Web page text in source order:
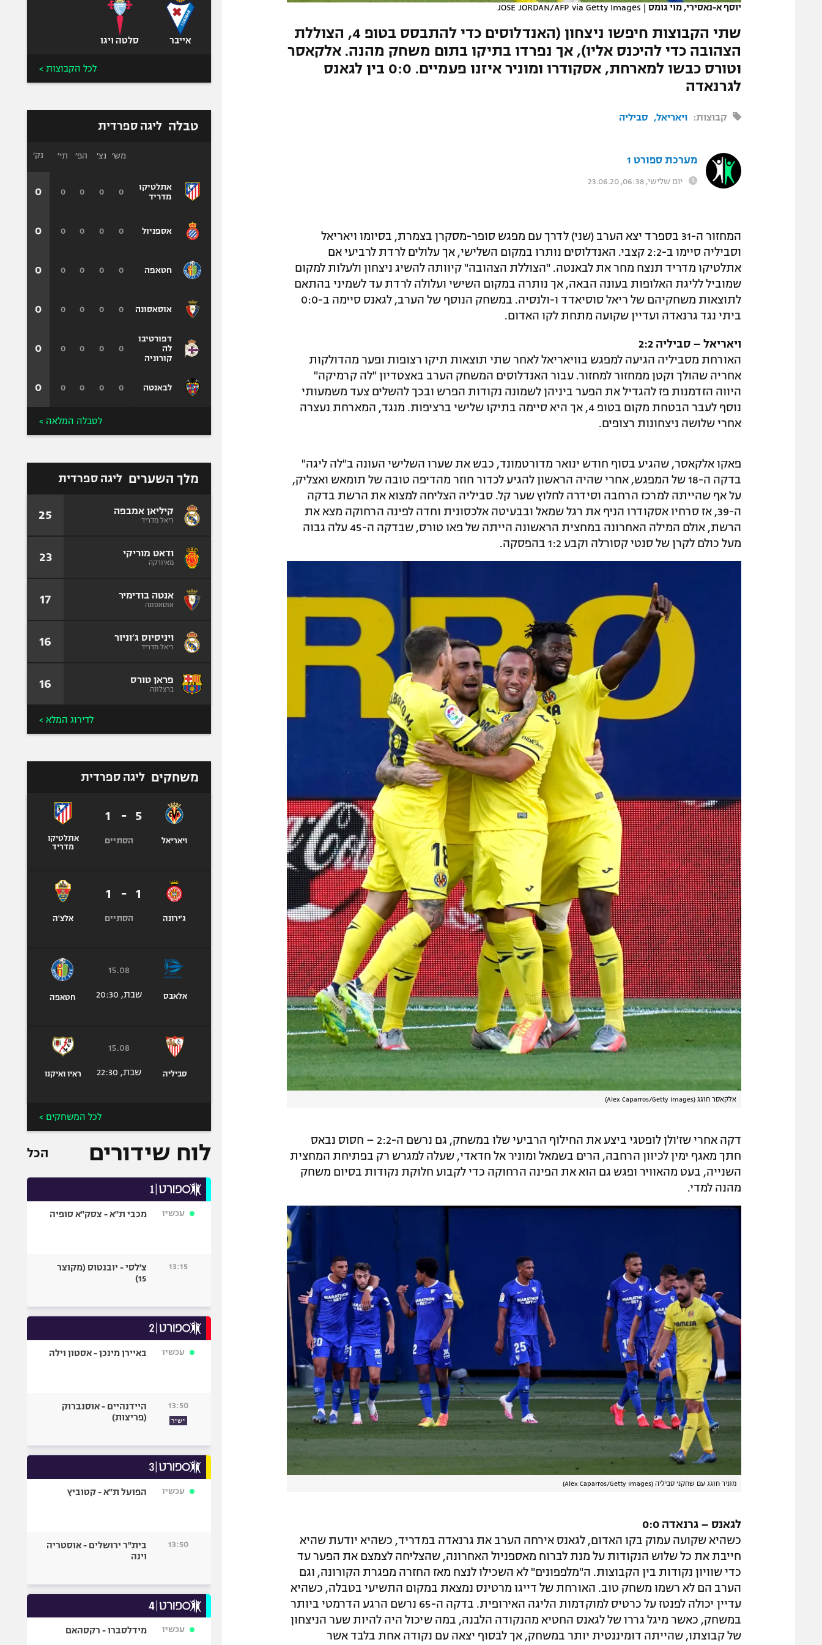
המגזיןיוסף א-נאסירי, מוי גומס |
JOSE JORDAN/AFP via Getty Images
שתי הקבוצות חיפשו ניצחון (האנדלוסים כדי להתבסס בטופ 4, הצוללת
הצהובה כדי להיכנס אליו), אך נפרדו בתיקו בתום משחק מהנה. אלקאסר
וטורס כבשו למארחת, אסקודרו ומוניר איזנו פעמיים. 0:0 בין לגאנס
לגרנאדה
קבוצות: ויאריאל סביליה
מערכת ספורט 1
יום שלישי, 06:38, 23.06.20
המחזור ה-31 בספרד יצא הערב (שני) לדרך עם מפגש סופר-מסקרן בצמרת, בסיומו ויאריאל
וסביליה סיימו ב-2:2 קצבי. האנדלוסים נותרו במקום השלישי, אך עלולים לרדת לרביעי אם
אתלטיקו מדריד תנצח מחר את לבאנטה. "הצוללת הצהובה" קיוותה להשיג ניצחון ולעלות למקום
שמוביל לליגת האלופות בעונה הבאה, אך נותרה במקום השישי ועלולה לרדת עד לשמיני בהתאם
לתוצאות משחקיהם של ריאל סוסיאדד ו-ולנסיה. במשחק הנוסף של הערב, לגאנס סיימה ב-0:0
ביתי נגד גרנאדה ועדיין שקועה מתחת לקו האדום.
ויאריאל – סביליה 2:2
האורחת מסביליה הגיעה למפגש בוויאריאל לאחר שתי תוצאות תיקו רצופות ופער מהדולקות
אחריה שהולך וקטן ממחזור למחזור. עבור האנדלוסים המשחק הערב באצטדיון "לה קרמיקה"
היווה הזדמנות פז להגדיל את הפער ביניהן לשמונה נקודות הפרש ובכך להשלים צעד משמעותי
נוסף לעבר הבטחת מקום בטופ 4, אך היא סיימה בתיקו שלישי ברציפות. מנגד, המארחת נעצרה
אחרי שלושה ניצחונות רצופים.
פאקו אלקאסר, שהגיע בסוף חודש ינואר מדורטמונד, כבש את שערו השלישי העונה ב"לה ליגה"
בדקה ה-18 של המפגש, אחרי שהיה הראשון להגיע לכדור חוזר מהדיפה טובה של תומאש ואצליק,
על אף שהייתה למרכז הרחבה וסידרה לחלוץ שער קל. סביליה הצליחה למצוא את הרשת בדקה
ה-39, אז סרחיו אסקודרו הניף את רגל שמאל ובבעיטה אלכסונית וחדה לפינה הרחוקה מצא את
הרשת, אולם המילה האחרונה במחצית הראשונה הייתה של פאו טורס, שבדקה ה-45 עלה גבוה
מעל כולם לקרן של סנטי קסורלה וקבע 1:2 בהפסקה.
אלקאסר חוגג (Alex Caparros/Getty Images)
דקה אחרי שז'ולן לופטגי ביצע את החילוף הרביעי שלו במשחק, גם נרשם ה-2:2 – חסוס נבאס
חתך מאגף ימין לכיוון הרחבה, הרים בשמאל ומוניר אל חדאדי, שעלה למגרש רק בפתיחת המחצית
השנייה, בעט מהאוויר ופגש גם הוא את הפינה הרחוקה כדי לקבוע חלוקת נקודות בסיום משחק
מהנה למדי.
מוניר חוגג עם שחקני סביליה (Alex Caparros/Getty Images)
לגאנס – גרנאדה 0:0
כשהיא שקועה עמוק בקו האדום, לגאנס אירחה הערב את גרנאדה במדריד, כשהיא יודעת שהיא
חייבת את כל שלוש הנקודות על מנת לברוח מאספניול האחרונה, שהצליחה לצמצם את הפער עד
כדי שוויון נקודות בין הקבוצות. ה"מלפפונים" לא השכילו לנצח מאז החזרה מפגרת הקורונה, וגם
הערב הם לא רשמו משחק טוב. האורחת של דייגו מרטינס נמצאת במקום התשיעי בטבלה, כשהיא
עדיין יכולה לפנטז על כרטיס למוקדמות הליגה האירופית. בדקה ה-65 נרשם הרגע הדרמטי ביותר
במשחק, כאשר מיגל גררו של לגאנס החטיא מהנקודה הלבנה, במה שיכול היה להיות שער הניצחון
של קבוצתו, שהייתה דומיננטית יותר במשחק, אך לבסוף יצאה עם נקודה אחת בלבד אשר
אייבר סלטה ויגו
לכל הקבוצות >
טבלה ליגה ספרדית
אתלטיקו
מדריד
אספניול
חטאפה
אוסאסונה
דפורטיבו
לה
קורוניה
לבאנטה
מש׳ נצ׳ הפ׳ תי׳
0
0
0
0
0
0
0
0
0
0
0
0
0
0
0
0
0
0
0
0
0
0
0
0
נק׳
0
0
0
0
0
0
לטבלה המלאה >
מלך השערים ליגה ספרדית
קיליאן אמבפה
ריאל מדריד 25
ודאט מוריקי
מאיורקה 23
אנטה בודימיר
אוסאסונה 17
ויניסיוס ג׳וניור
ריאל מדריד 16
פראן טורס
ברצלונה 16
לדירוג המלא >
משחקים ליגה ספרדית
ויאריאל
5
-
1
הסתיים
אתלטיקו
מדריד
ג'ירונה
1
-
1
הסתיים אלצ'ה
אלאבס
15.08
שבת, 20:30 חטאפה
סביליה
15.08
שבת, 22:30 ראיו ואיקנו
לכל המשחקים >
לוח שידורים הכל
עכשיו מכבי ת"א - צסק"א סופיה
13:15
צ'לסי - יובנטוס (מקוצר
15)
עכשיו באיירן מינכן - אסטון וילה
13:50
ישיר
היידנהיים - אוסנברוק
(פריצות)
עכשיו הפועל ת"א - קטוביץ
13:50
בית"ר ירושלים - אוסטריה
וינה
עכשיו מידלסברו - רקסהאם